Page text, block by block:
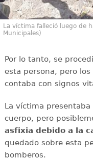
La víctima falleció luego de
Municipales)
Por lo tanto, se
esta persona, pero
contaba con signos
La víctima
cuerpo, pero
asfixia debido a la
quedado sobre esta
bomberos.